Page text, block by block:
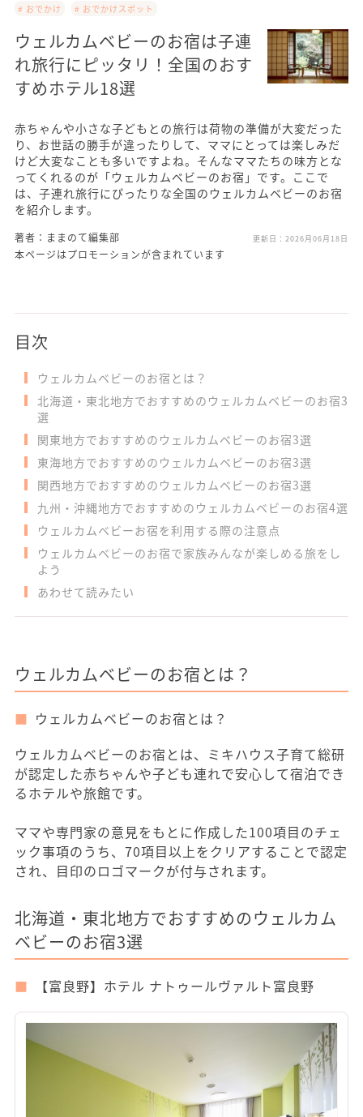
# おでかけ # おでかけスポット
ウェルカムベビーのお宿は子連
れ旅行にピッタリ！全国のおす
すめホテル18選
赤ちゃんや小さな子どもとの旅行は荷物の準備が大変だった
り、お世話の勝手が違ったりして、ママにとっては楽しみだ
けど大変なことも多いですよね。そんなママたちの味方とな
ってくれるのが「ウェルカムベビーのお宿」です。ここで
は、子連れ旅行にぴったりな全国のウェルカムベビーのお宿
を紹介します。
著者：ままのて編集部 更新日： 2026月06月18日
本ページはプロモーションが含まれています
目次
ウェルカムベビーのお宿とは？
北海道・東北地方でおすすめのウェルカムベビーのお宿3
選
関東地方でおすすめのウェルカムベビーのお宿3選
東海地方でおすすめのウェルカムベビーのお宿3選
関西地方でおすすめのウェルカムベビーのお宿3選
九州・沖縄地方でおすすめのウェルカムベビーのお宿4選
ウェルカムベビーお宿を利用する際の注意点
ウェルカムベビーのお宿で家族みんなが楽しめる旅をし
よう
あわせて読みたい
ウェルカムベビーのお宿とは？
ウェルカムベビーのお宿とは？
ウェルカムベビーのお宿とは、ミキハウス子育て総研
が認定した赤ちゃんや子ども連れで安心して宿泊でき
るホテルや旅館です。
ママや専門家の意見をもとに作成した100項目のチェ
ック事項のうち、70項目以上をクリアすることで認定
され、目印のロゴマークが付与されます。
北海道・東北地方でおすすめのウェルカム
ベビーのお宿3選
【富良野】ホテル ナトゥールヴァルト富良野